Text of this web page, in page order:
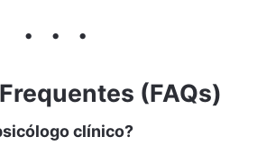
(FAQs)
clínico?